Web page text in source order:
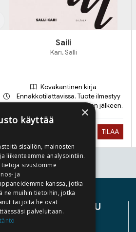
Saili
Kari, Salli
Kovakantinen kirja
Ennakkotilattavissa. Tuote ilmestyy
21.9.2026 ja toimitetaan sen jälkeen.
TILAA
loppu
ASIAKASPALVELU
×
käyttää
sisällön, mainosten
liikenteemme analysointiin.
tietoja sivustomme
ja
kanssa, jotka
ne muihin tietoihin, jotka
tai joita he ovat
palveluitaan.